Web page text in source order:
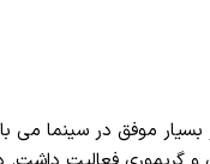
بسیار موفق در سینما